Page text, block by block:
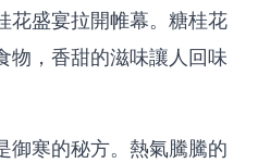
花盛宴拉開帷幕。糖桂花
物，香甜的滋味讓人回味
御寒的秘方。熱氣騰騰的